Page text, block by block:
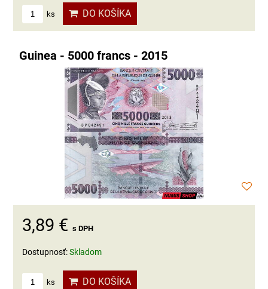
ks DO KOŠÍKA
Guinea - 5000 francs - 2015
3,89 € s DPH
Dostupnosť:Skladom
ks DO KOŠÍKA